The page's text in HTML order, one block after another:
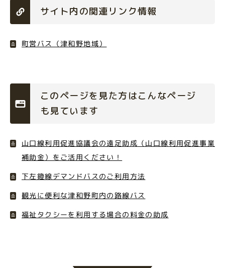
サイト内の関連リンク情報
町営バス（津和野地域）
このページを見た方はこんなページ
も見ています
山口線利用促進協議会の遠足助成（山口線利用促進事業
補助金）をご活用ください！
下左鐙線デマンドバスのご利用方法
観光に便利な津和野町内の路線バス
福祉タクシーを利用する場合の料金の助成